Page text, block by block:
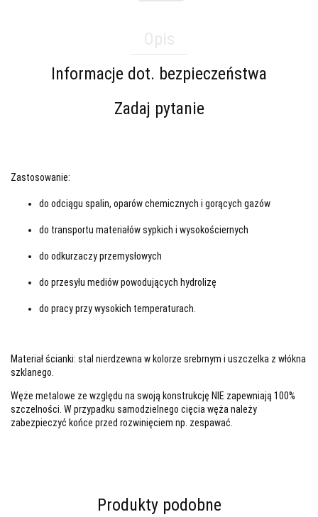
Informacje dot. bezpieczeństwa
Zadaj pytanie
Zastosowanie:
do odciągu spalin, oparów chemicznych i gorących gazów
do transportu materiałów sypkich i wysokościernych
do odkurzaczy przemysłowych
do przesyłu mediów powodujących hydrolizę
do pracy przy wysokich temperaturach.
Materiał ścianki: stal nierdzewna w kolorze srebrnym i uszczelka z włókna
szklanego.
Węże metalowe ze względu na swoją konstrukcję NIE zapewniają 100%
szczelności. W przypadku samodzielnego cięcia węża należy
zabezpieczyć końce przed rozwinięciem np. zespawać.
Produkty podobne